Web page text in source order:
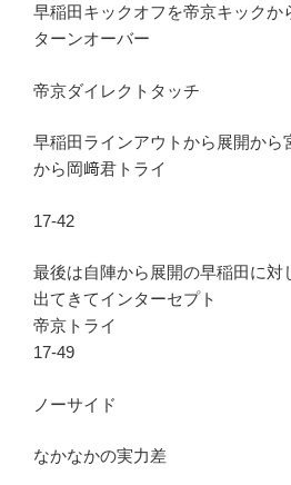
早稲田キックオフを帝京キックか
ターンオーバー
帝京ダイレクトタッチ
早稲田ラインアウトから展開から
から岡﨑君トライ
17-42
最後は自陣から展開の早稲田に対
出てきてインターセプト
帝京トライ
17-49
ノーサイド
なかなかの実力差